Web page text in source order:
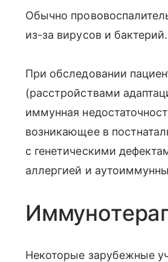
Обычно
из-за вирусов и бактерий.
При обследовании
(расстройствами
иммунная
возникающее в
с генетическими
аллергией и
Некоторые зарубежные